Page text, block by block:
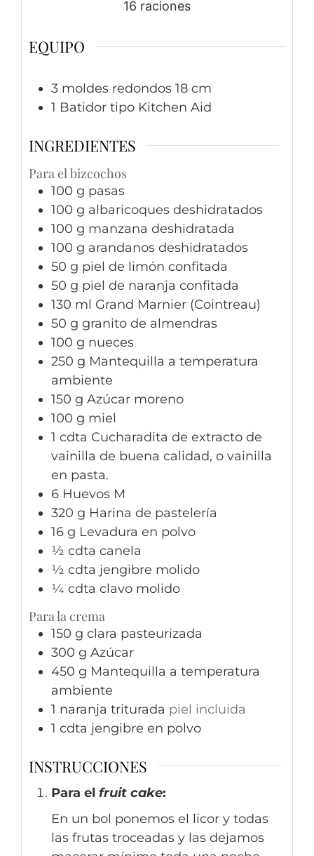
16 raciones
EQUIPO
3 moldes redondos 18 cm
1 Batidor tipo Kitchen Aid
INGREDIENTES
Para el bizcochos
100 g pasas
100 g albaricoques deshidratados
100 g manzana deshidratada
100 g arandanos deshidratados
50 g piel de limón confitada
50 g piel de naranja confitada
130 ml Grand Marnier (Cointreau)
50 g granito de almendras
100 g nueces
250 g Mantequilla a temperatura
ambiente
150 g Azúcar moreno
100 g miel
1 cdta Cucharadita de extracto de
vainilla de buena calidad, o vainilla
en pasta.
6 Huevos M
320 g Harina de pastelería
16 g Levadura en polvo
½ cdta canela
½ cdta jengibre molido
¼ cdta clavo molido
Para la crema
150 g clara pasteurizada
300 g Azúcar
450 g Mantequilla a temperatura
ambiente
1 naranja triturada piel incluida
1 cdta jengibre en polvo
INSTRUCCIONES
Para el fruit cake:
En un bol ponemos el licor y todas
las frutas troceadas y las dejamos